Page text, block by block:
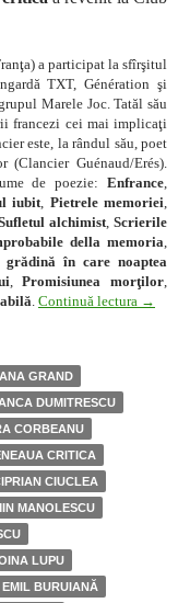
a participat la sfîrşitul
TXT, Génération şi
Marele Joc. Tatăl său
francezi cei mai implicaţi
este, la rândul său, poet
Guénaud/Erés).
de poezie: Enfrance,
iubit, Pietrele memoriei,
alchimist, Scrierile
della memoria,
grădină în care noaptea
, Promisiunea morţilor,
. Continuă lectura →
GRAND
DUMITRESCU
CORBEANU
CRITICA
CIUCLEA
MANOLESCU
LUPU
EMIL BURUIANĂ